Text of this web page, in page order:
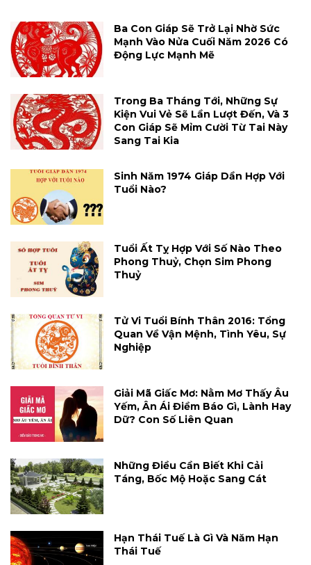
Ba Con Giáp Sẽ Trở Lại Nhờ Sức
Mạnh Vào Nửa Cuối Năm 2026 Có
Động Lực Mạnh Mẽ
Trong Ba Tháng Tới, Những Sự
Kiện Vui Vẻ Sẽ Lần Lượt Đến, Và 3
Con Giáp Sẽ Mỉm Cười Từ Tai Này
Sang Tai Kia
Sinh Năm 1974 Giáp Dần Hợp Với
Tuổi Nào?
Tuổi Ất Tỵ Hợp Với Số Nào Theo
Phong Thuỷ, Chọn Sim Phong
Thuỷ
Tử Vi Tuổi Bính Thân 2016: Tổng
Quan Về Vận Mệnh, Tình Yêu, Sự
Nghiệp
Giải Mã Giấc Mơ: Nằm Mơ Thấy Âu
Yếm, Ân Ái Điềm Báo Gì, Lành Hay
Dữ? Con Số Liên Quan
Những Điều Cần Biết Khi Cải
Táng, Bốc Mộ Hoặc Sang Cát
Hạn Thái Tuế Là Gì Và Năm Hạn
Thái Tuế